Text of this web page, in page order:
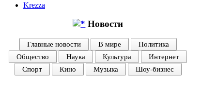
Krezza
Новости
Главные новости В мире
Политика
Общество
Наука Культура
Интернет
Спорт
Кино Музыка Шоу-бизнес